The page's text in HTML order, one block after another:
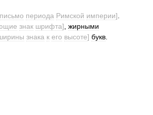
письмо периода Римской империи]
знак шрифта] жирными
знака к его высоте] букв